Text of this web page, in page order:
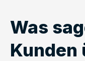
Was
Kunden